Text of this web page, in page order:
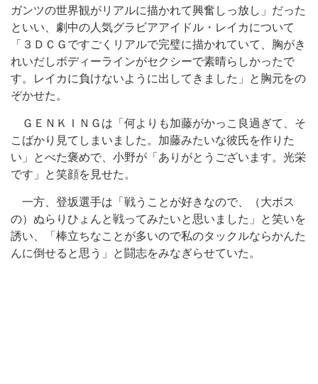
ガンツの世界観がリアルに描かれて興奮しっ放し」だった
といい、劇中の人気グラビアアイドル・レイカについて
「３ＤＣＧですごくリアルで完璧に描かれていて、胸がき
れいだしボディーラインがセクシーで素晴らしかったで
す。レイカに負けないように出してきました」と胸元をの
ぞかせた。
ＧＥＮＫＩＮＧは「何よりも加藤がかっこ良過ぎて、そ
こばかり見てしまいました。加藤みたいな彼氏を作りた
い」とべた褒めで、小野が「ありがとうございます。光栄
です」と笑顔を見せた。
一方、登坂選手は「戦うことが好きなので、（大ボス
の）ぬらりひょんと戦ってみたいと思いました」と笑いを
誘い、「棒立ちなことが多いので私のタックルならかんた
んに倒せると思う」と闘志をみなぎらせていた。